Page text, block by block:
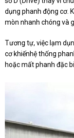
dụng phanh động cơ.
mòn nhanh chóng và
Tương tự, việc lạm
cơ khiếnhệ thống
hoặc mất phanh đặc